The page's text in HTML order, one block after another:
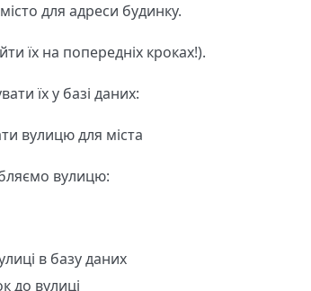
для адреси будинку.
їх на попередніх кроках!).
їх у базі даних:
вулицю для міста
вулицю:
в базу даних
до вулиці